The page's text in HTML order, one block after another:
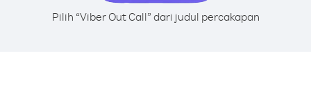
Pilih “Viber Out Call” dari judul percakapan